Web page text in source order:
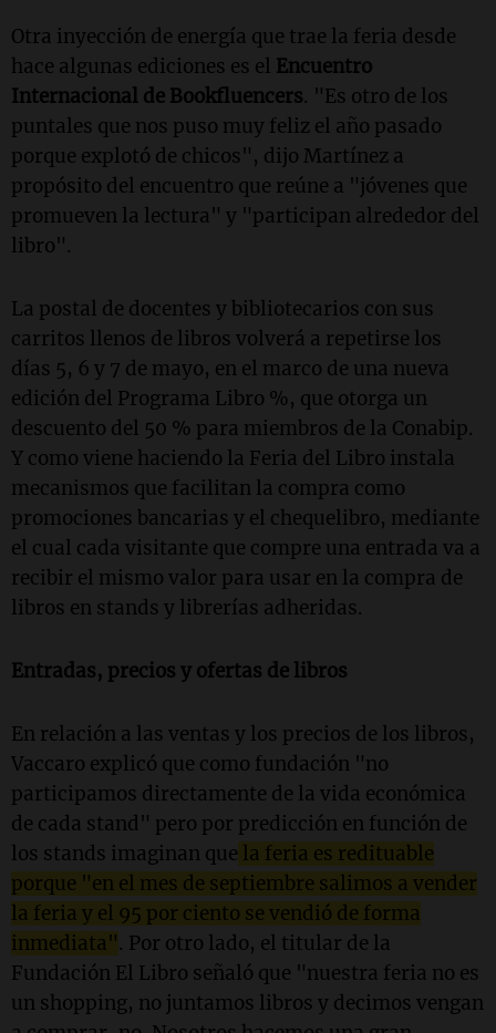
Otra inyección de energía que trae la feria desde
hace algunas ediciones es el Encuentro
Internacional de Bookfluencers. "Es otro de los
puntales que nos puso muy feliz el año pasado
porque explotó de chicos", dijo Martínez a
propósito del encuentro que reúne a "jóvenes que
promueven la lectura" y "participan alrededor del
libro".
La postal de docentes y bibliotecarios con sus
carritos llenos de libros volverá a repetirse los
días 5, 6 y 7 de mayo, en el marco de una nueva
edición del Programa Libro %, que otorga un
descuento del 50 % para miembros de la Conabip.
Y como viene haciendo la Feria del Libro instala
mecanismos que facilitan la compra como
promociones bancarias y el chequelibro, mediante
el cual cada visitante que compre una entrada va a
recibir el mismo valor para usar en la compra de
libros en stands y librerías adheridas.
Entradas, precios y ofertas de libros
En relación a las ventas y los precios de los libros,
Vaccaro explicó que como fundación "no
participamos directamente de la vida económica
de cada stand" pero por predicción en función de
los stands imaginan que la feria es redituable
porque "en el mes de septiembre salimos a vender
la feria y el 95 por ciento se vendió de forma
inmediata". Por otro lado, el titular de la
Fundación El Libro señaló que "nuestra feria no es
un shopping, no juntamos libros y decimos vengan